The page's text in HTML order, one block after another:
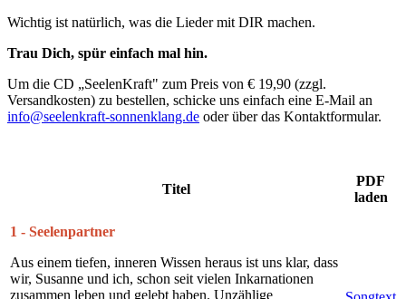
Wichtig ist natürlich, was die Lieder mit DIR machen.
Trau Dich, spür einfach mal hin.
Um die CD „SeelenKraft" zum Preis von € 19,90 (zzgl.
Versandkosten) zu bestellen, schicke uns einfach eine E-Mail an
info@seelenkraft-sonnenklang.de oder über das Kontaktformular.
Titel
PDF
laden
1 - Seelenpartner
Aus einem tiefen, inneren Wissen heraus ist uns klar, dass
wir, Susanne und ich, schon seit vielen Inkarnationen
zusammen leben und gelebt haben. Unzählige